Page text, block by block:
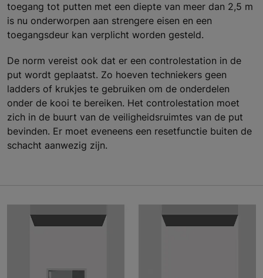
toegang tot putten met een diepte van meer dan 2,5 m
is nu onderworpen aan strengere eisen en een
toegangsdeur kan verplicht worden gesteld.
De norm vereist ook dat er een controlestation in de
put wordt geplaatst. Zo hoeven techniekers geen
ladders of krukjes te gebruiken om de onderdelen
onder de kooi te bereiken. Het controlestation moet
zich in de buurt van de veiligheidsruimtes van de put
bevinden. Er moet eveneens een resetfunctie buiten de
schacht aanwezig zijn.